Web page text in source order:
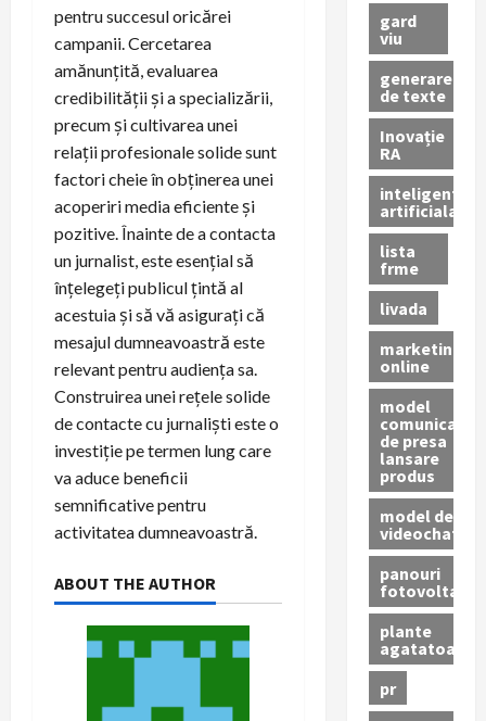
pentru succesul oricărei
campanii. Cercetarea
amănunțită, evaluarea
credibilității și a specializării,
precum și cultivarea unei
relații profesionale solide sunt
factori cheie în obținerea unei
acoperiri media eficiente și
pozitive. Înainte de a contacta
un jurnalist, este esențial să
înțelegeți publicul țintă al
acestuia și să vă asigurați că
mesajul dumneavoastră este
relevant pentru audiența sa.
Construirea unei rețele solide
de contacte cu jurnaliști este o
investiție pe termen lung care
va aduce beneficii
semnificative pentru
activitatea dumneavoastră.
ABOUT THE AUTHOR
gard
viu
generare
de texte
Inovație
RA
inteligenta
artificiala
lista
frme
livada
marketing
online
model
comunicat
de presa
lansare
produs
model de
videochat
panouri
fotovoltaice
plante
agatatoare
pr